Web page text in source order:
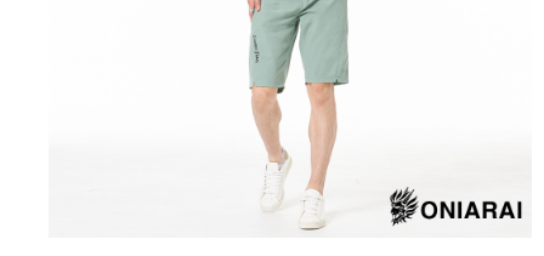
１．透過由恩沛科技股份有限公司提供之「AFTEE先享後付」服務完成之交
易，需依本服務之必要範圍內提供個人資料，並將交易相關給付款項請求債
２．關於個人資料處理事宜，請瀏覽以下網址：
３．未成年的使用者請事先徵得法定代理人或監護人之同意方可使用
「AFTEE先享後付」，若未經同意申辦者引起之損失，本公司不負相關責
４．使用「AFTEE先享後付」時，將依據個別帳號之用戶狀況，依本公司即
每筆NT$80，滿NT$3,000(含以上)免運費
每筆NT$80，滿NT$3,000(含以上)免運費
每筆NT$100，滿NT$3,000(含以上)免運費